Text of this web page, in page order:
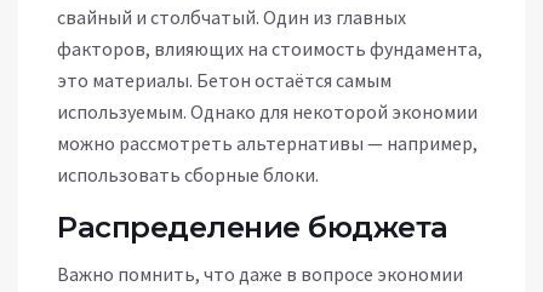
свайный и столбчатый. Один из главных
факторов, влияющих на стоимость фундамента,
это материалы. Бетон остаётся самым
используемым. Однако для некоторой экономии
можно рассмотреть альтернативы — например,
использовать сборные блоки.
Распределение бюджета
Важно помнить, что даже в вопросе экономии